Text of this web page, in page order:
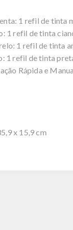
1 refil de tinta
1 refil de tinta
1 refil de tinta
1 refil de tinta
Rápida e
x 15,9 cm